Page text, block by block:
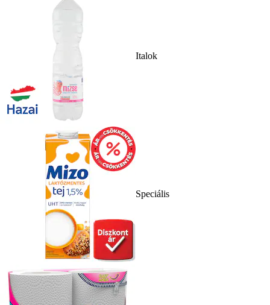
Italok
Speciális